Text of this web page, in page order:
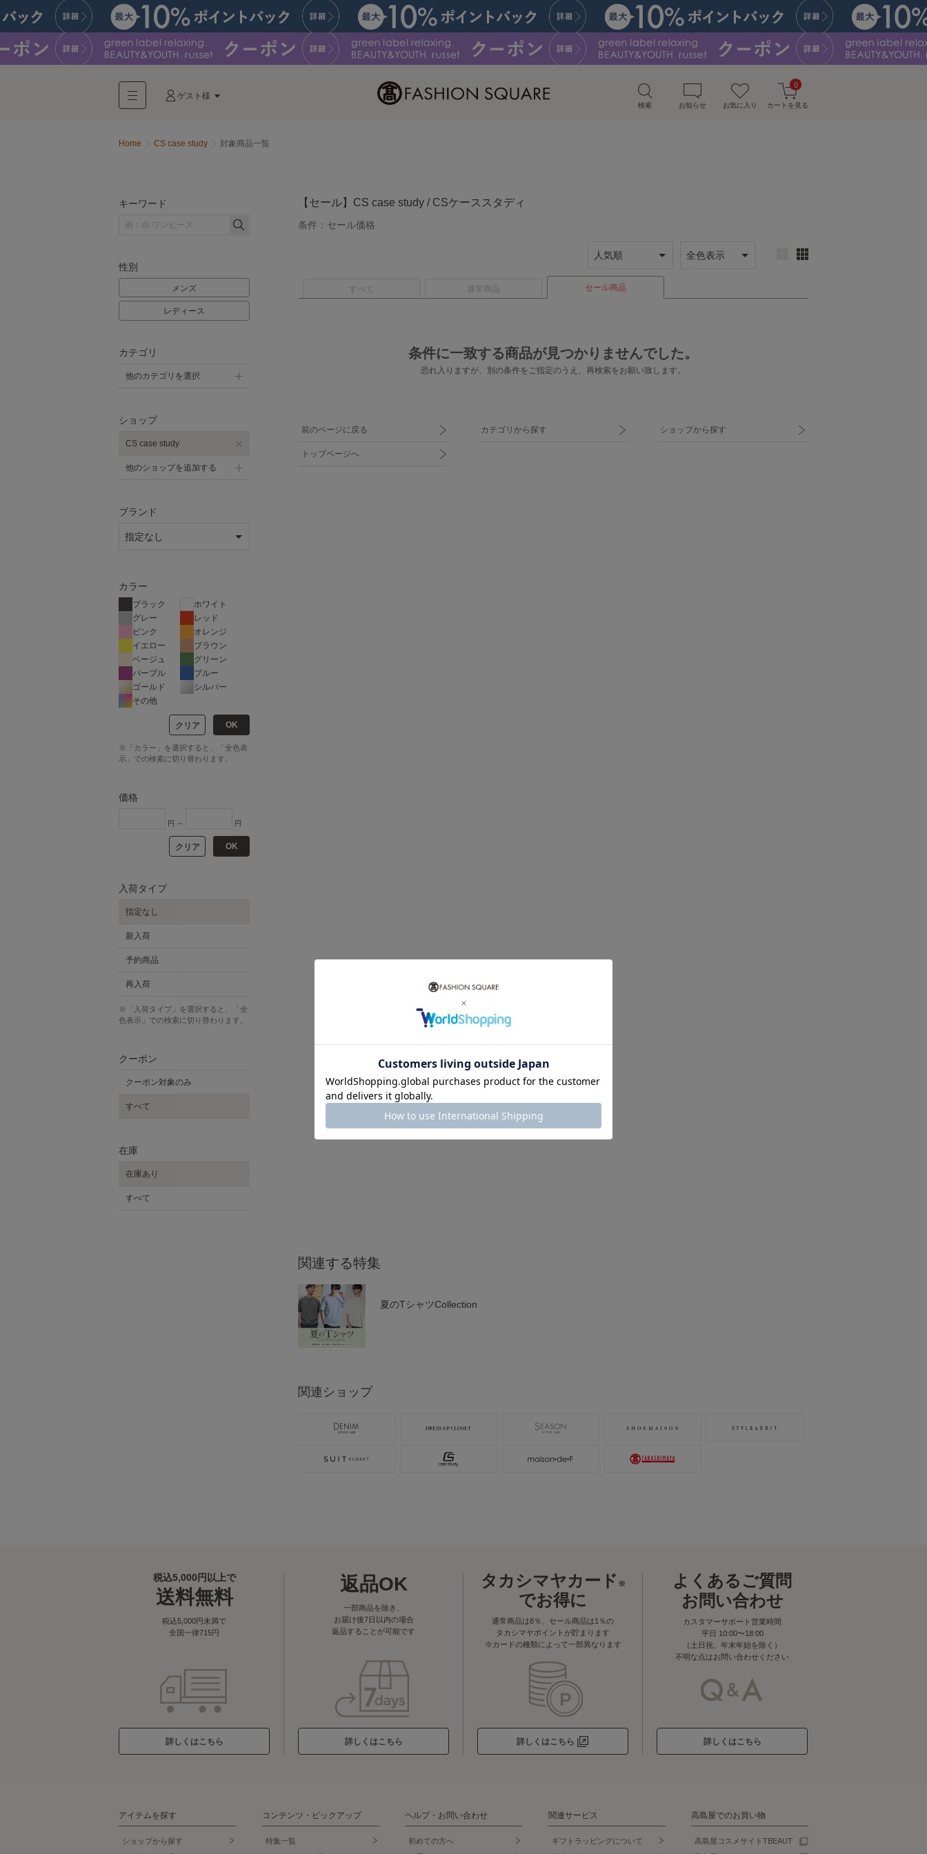
ゲスト様
検索 お知らせ お気に入り カートを見る
0
Home CS case study 対象商品一覧
【セール】CS case study / CSケーススタディ
条件： セール価格
すべて 通常商品 セール商品
条件に一致する商品が見つかりませんでした。
恐れ入りますが、別の条件をご指定のうえ、 再検索をお願い致します。
前のページに戻る カテゴリから探す ショップから探す
トップページへ
キーワード
性別
メンズ
レディース
カテゴリ
他のカテゴリを選択
ショップ
CS case study
他のショップを追加する
ブランド
カラー
ブラック
ホワイト
グレー
レッド
ピンク
オレンジ
イエロー
ブラウン
ベージュ
グリーン
パープル
ブルー
ゴールド
シルバー
その他
クリア OK
※「カラー」を選択すると、「全色表
示」での検索に切り替わります。
価格
円 ～ 円
クリア OK
入荷タイプ
指定なし
新入荷
予約商品
再入荷
※「入荷タイプ」を選択すると、「全
色表示」での検索に切り替わります。
クーポン
クーポン対象のみ
すべて
在庫
在庫あり
すべて
関連する特集
夏のTシャツCollection
関連ショップ
税込5,000円以上で
送料無料
税込5,000円未満で
全国一律715円
詳しくはこちら
返品OK
一部商品を除き、
お届け後7日以内の場合
返品することが可能です
詳しくはこちら
タカシマヤカード ※
でお得に
通常商品は8％、セール商品は1％の
タカシマヤポイントが貯まります
※カードの種類によって一部異なります
詳しくはこちら
よくあるご質問
お問い合わせ
カスタマーサポート営業時間
平日 10:00〜18:00
（土日祝、年末年始を除く）
不明な点はお問い合わせください
詳しくはこちら
アイテムを探す
ショップから探す
コンテンツ・ピックアップ
特集一覧
ヘルプ・お問い合わせ
初めての方へ
関連サービス
ギフトラッピングについて
高島屋でのお買い物
高島屋コスメサイトTBEAUT